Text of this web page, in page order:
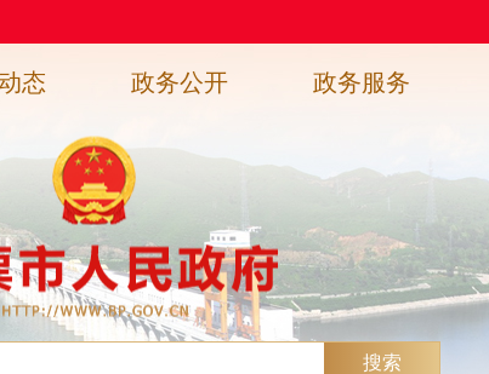
态 政务公开 政务服务
搜索